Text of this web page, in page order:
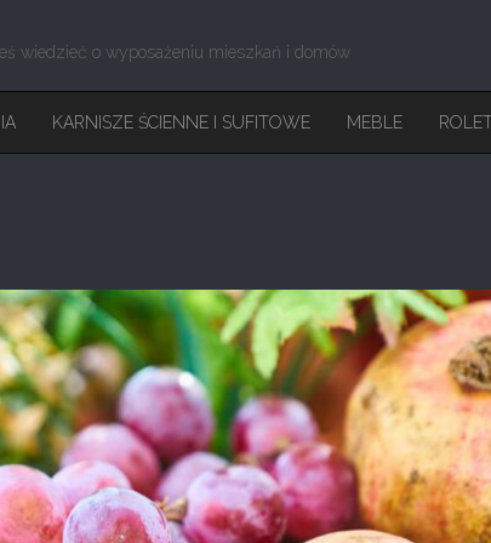
wiedzieć o wyposażeniu mieszkań i domów
KARNISZE ŚCIENNE I SUFITOWE MEBLE